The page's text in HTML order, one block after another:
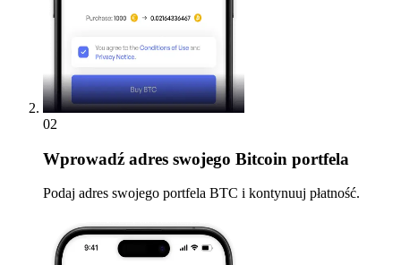
02
Wprowadź adres swojego Bitcoin portfela
Podaj adres swojego portfela BTC i kontynuuj płatność.